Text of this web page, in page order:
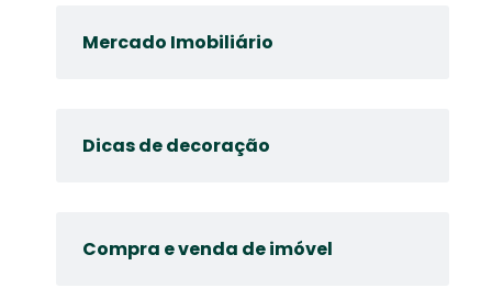
Mercado Imobiliário
Dicas de decoração
Compra e venda de imóvel